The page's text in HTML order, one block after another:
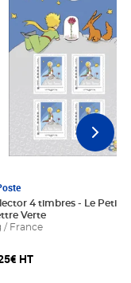
panier
4 timbres - Le Petit
Verte
/ France
HT